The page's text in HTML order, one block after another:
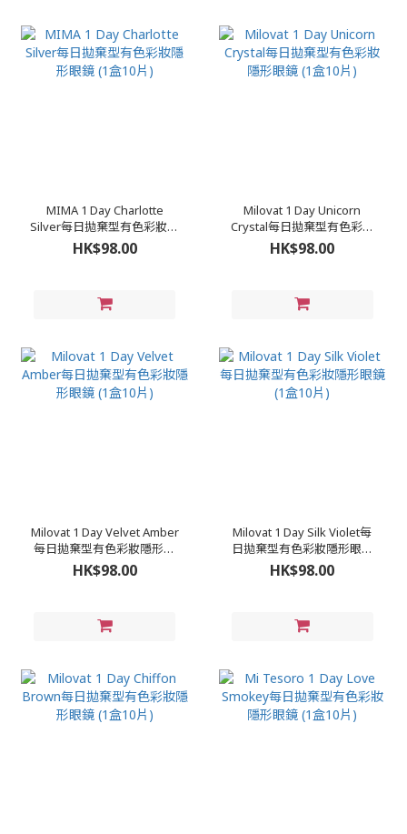
MIMA 1 Day Charlotte
Silver每日拋棄型有色彩妝隱
形眼鏡 (1盒10片)
HK$98.00
Milovat 1 Day Unicorn
Crystal每日拋棄型有色彩妝
隱形眼鏡 (1盒10片)
HK$98.00
Milovat 1 Day Velvet Amber
每日拋棄型有色彩妝隱形眼
鏡 (1盒10片)
HK$98.00
Milovat 1 Day Silk Violet每
日拋棄型有色彩妝隱形眼鏡
(1盒10片)
HK$98.00